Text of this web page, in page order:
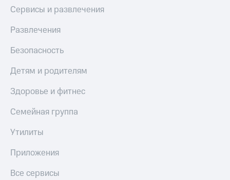
Сервисы и развлечения
Развлечения
Безопасность
Детям и родителям
Здоровье и фитнес
Семейная группа
Утилиты
Приложения
Все сервисы